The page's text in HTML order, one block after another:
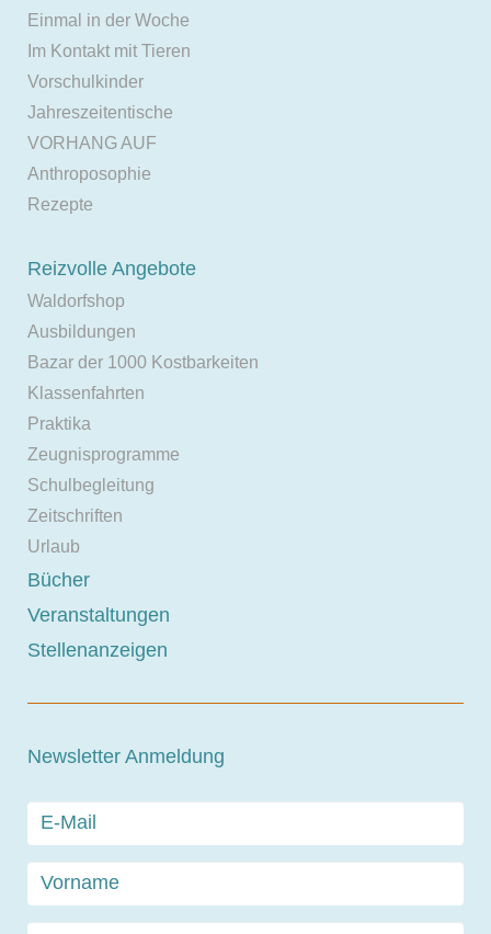
Einmal in der Woche
Im Kontakt mit Tieren
Vorschulkinder
Jahreszeitentische
VORHANG AUF
Anthroposophie
Rezepte
Reizvolle Angebote
Waldorfshop
Ausbildungen
Bazar der 1000 Kostbarkeiten
Klassenfahrten
Praktika
Zeugnisprogramme
Schulbegleitung
Zeitschriften
Urlaub
Bücher
Veranstaltungen
Stellenanzeigen
Newsletter Anmeldung